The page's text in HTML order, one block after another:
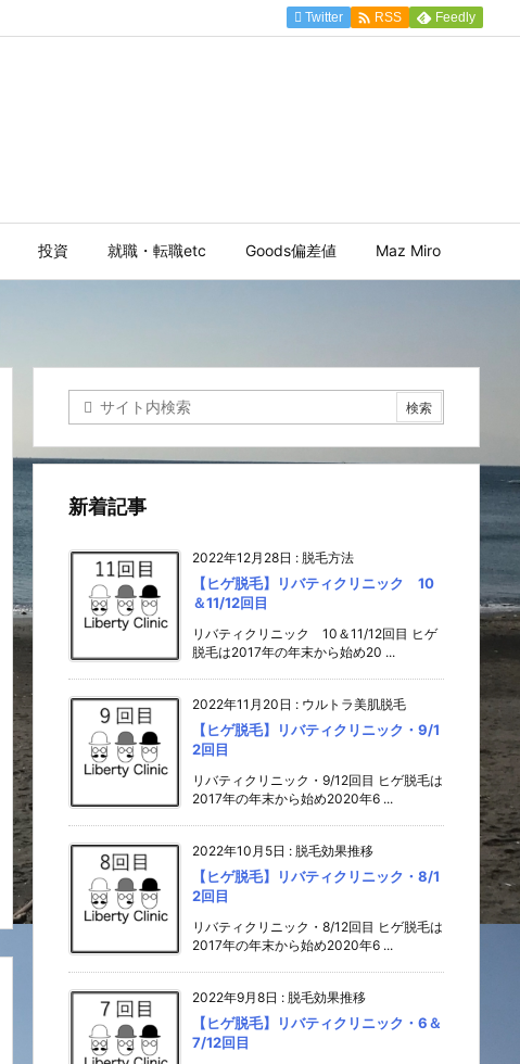
投資 就職・転職etc Goods偏差値 Maz Miro
Twitter  RSS Feedly
新着記事
2022年12月28日 : 脱毛方法
【ヒゲ脱毛】リバティクリニック 10
＆11/12回目
リバティクリニック 10＆11/12回目 ヒゲ
脱毛は2017年の年末から始め20 ...
2022年11月20日 : ウルトラ美肌脱毛
【ヒゲ脱毛】リバティクリニック・9/1
2回目
リバティクリニック・9/12回目 ヒゲ脱毛は
2017年の年末から始め2020年6 ...
2022年10月5日 : 脱毛効果推移
【ヒゲ脱毛】リバティクリニック・8/1
2回目
リバティクリニック・8/12回目 ヒゲ脱毛は
2017年の年末から始め2020年6 ...
2022年9月8日 : 脱毛効果推移
【ヒゲ脱毛】リバティクリニック・6＆
7/12回目